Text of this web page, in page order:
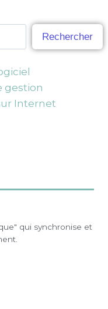
Rechercher
qui synchronise et